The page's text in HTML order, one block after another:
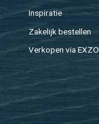
In­spi­ra­tie
Za­ke­lijk be­stel­len
Ver­ko­pen via EXZO